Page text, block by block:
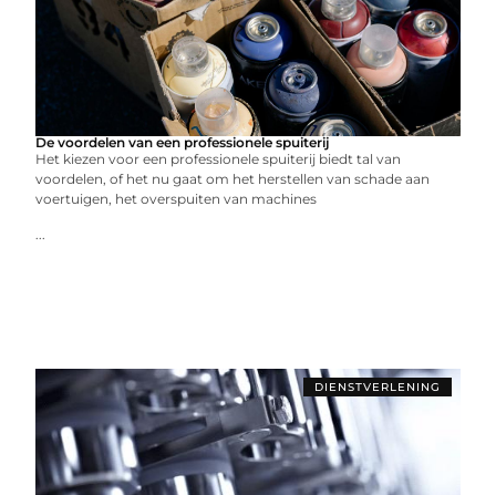
De voordelen van een professionele spuiterij
Het kiezen voor een professionele spuiterij biedt tal van
voordelen, of het nu gaat om het herstellen van schade aan
voertuigen, het overspuiten van machines
...
DIENSTVERLENING